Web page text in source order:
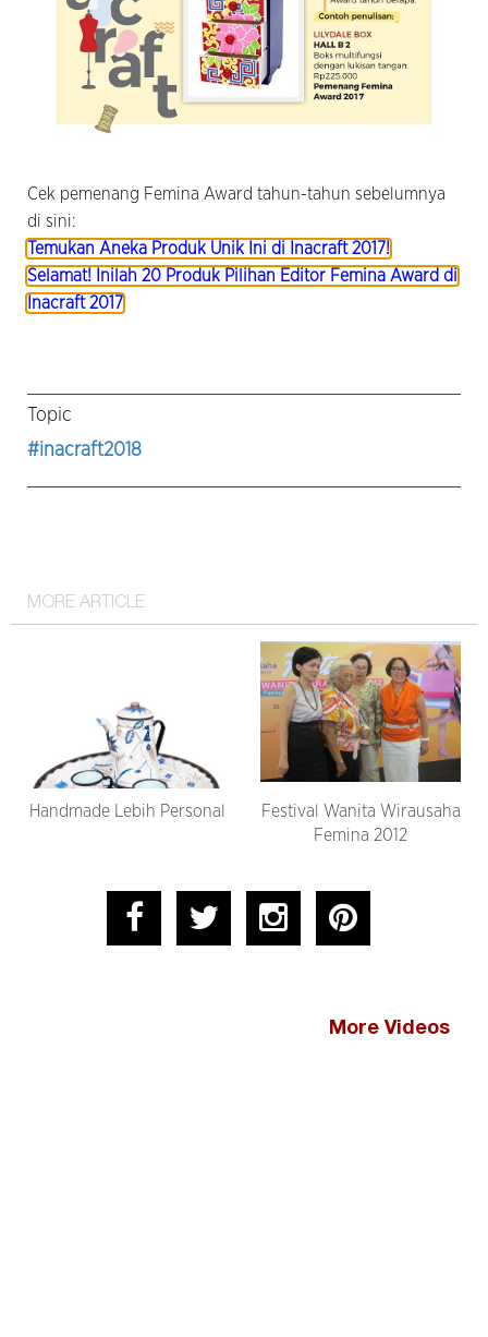
Cek pemenang Femina Award tahun-tahun sebelumnya
di sini:
Temukan Aneka Produk Unik Ini di Inacraft 2017!
Selamat! Inilah 20 Produk Pilihan Editor Femina Award di
Inacraft 2017
Topic
#inacraft2018
MORE ARTICLE
Handmade Lebih Personal
Festival Wanita Wirausaha
Femina 2012
More Videos